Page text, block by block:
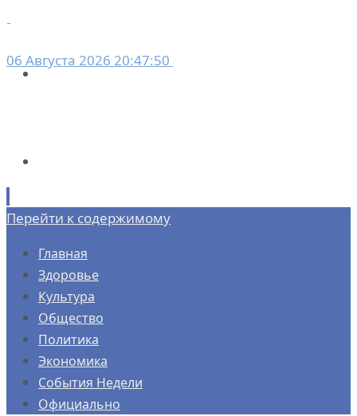
06 Августа 2026 20:47:50
Перейти к содержимому
Главная
Здоровье
Культура
Общество
Политика
Экономика
События Недели
Официально